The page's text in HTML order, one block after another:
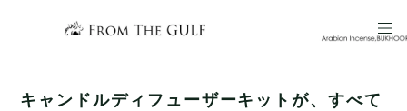
キャンドルディフューザーキットが、すべて